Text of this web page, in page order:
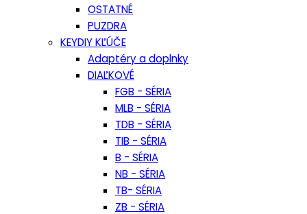
OSTATNÉ
PUZDRA
KEYDIY KĽÚČE
Adaptéry a doplnky
DIAĽKOVÉ
FGB - SÉRIA
MLB - SÉRIA
TDB - SÉRIA
TIB - SÉRIA
B - SÉRIA
NB - SÉRIA
TB- SÉRIA
ZB - SÉRIA